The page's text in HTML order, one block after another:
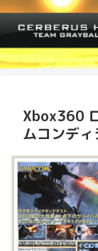
Xbox360
ムコンディ